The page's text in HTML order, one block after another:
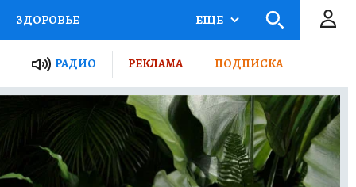
ЗДОРОВЬЕ
РОССИИ
ПУТЕВОДИТЕЛЬ
ТУРИЗМ
ПОТРЕБИТЕЛЯ ВСЕ О КП
ЕЩЕ
РАДИО РЕКЛАМА ПОДПИСКА